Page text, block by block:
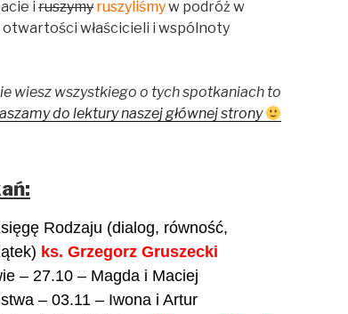
i ruszymy ruszyliśmyw podróż w
właścicieli i wspólnoty
wiesz wszystkiego o tych spotkaniach to
do lektury naszej głównej strony
Rodzaju (dialog, równość,
ks. Grzegorz Gruszecki
– 27.10 – Magda i Maciej
– 03.11 – Iwona i Artur